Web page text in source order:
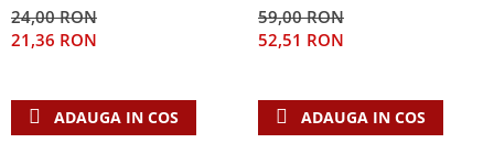
24,00 RON
21,36 RON
ADAUGA IN COS
59,00 RON
52,51 RON
ADAUGA IN COS